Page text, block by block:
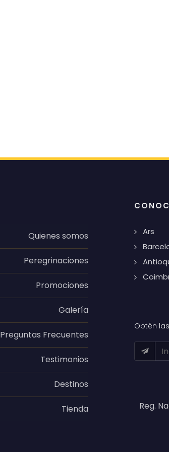
Quienes somos
Peregrinaciones
Promociones
Galería
Preguntas Frecuentes
Testimonios
Destinos
Tienda
Ars
Obtén
Reg.